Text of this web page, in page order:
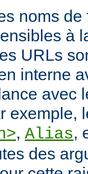
noms
à
URLs
interne
avec
exemple,
, Alias,
des